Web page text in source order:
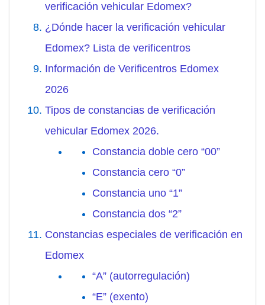
verificación vehicular Edomex?
¿Dónde hacer la verificación vehicular
Edomex? Lista de verificentros
Información de Verificentros Edomex
2026
Tipos de constancias de verificación
vehicular Edomex 2026.
Constancia doble cero “00”
Constancia cero “0”
Constancia uno “1”
Constancia dos “2”
Constancias especiales de verificación en
Edomex
“A” (autorregulación)
“E” (exento)